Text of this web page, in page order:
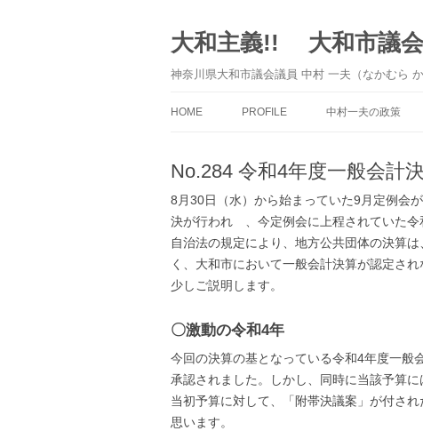
大和主義!! 大和市議
神奈川県大和市議会議員 中村 一夫（なかむら
HOME PROFILE 中村一夫の政策
No.284 令和4年度一般会計
8月30日（水）から始まっていた9月定例会
決が行われ 、今定例会に上程されていた令
自治法の規定により、地方公共団体の決算
く、大和市において一般会計決算が認定さ
少しご説明します。
〇激動の令和4年
今回の決算の基となっている令和4年度一般
承認されました。しかし、同時に当該予算
当初予算に対して、「附帯決議案」が付さ
思います。